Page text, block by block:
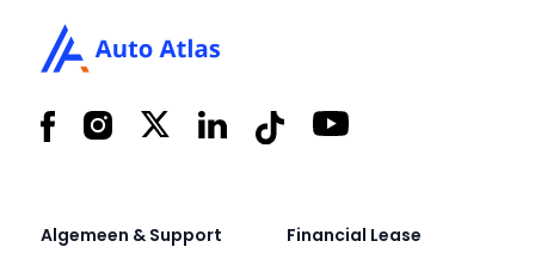
FacebookInstagram
X LinkedInTiktok YouTube
Algemeen & Support Financial Lease